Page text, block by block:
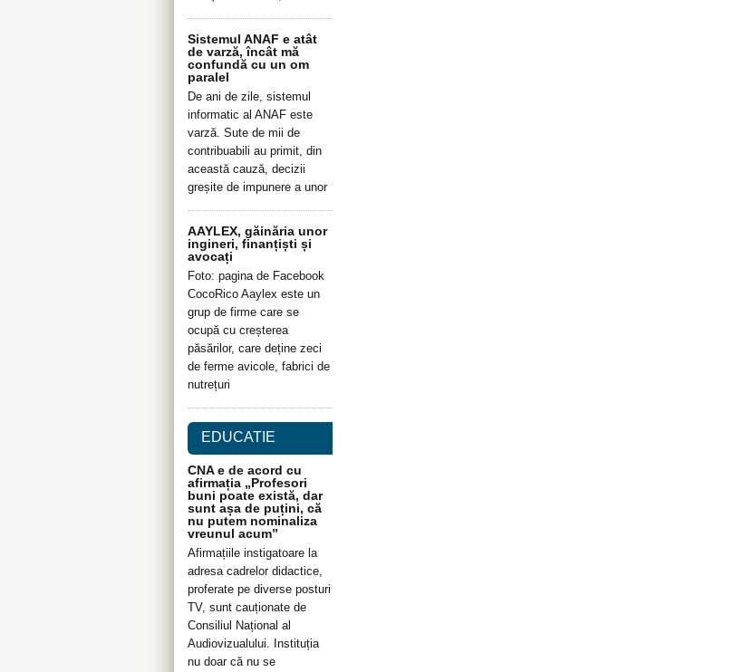
Sistemul ANAF e atât
de varză, încât mă
confundă cu un om
paralel
De ani de zile, sistemul
informatic al ANAF este
varză. Sute de mii de
contribuabili au primit, din
această cauză, decizii
greșite de impunere a unor
AAYLEX, găinăria unor
ingineri, finanțiști și
avocați
Foto: pagina de Facebook
CocoRico Aaylex este un
grup de firme care se
ocupă cu creșterea
păsărilor, care deține zeci
de ferme avicole, fabrici de
nutrețuri
EDUCATIE
CNA e de acord cu
afirmația „Profesori
buni poate există, dar
sunt așa de puțini, că
nu putem nominaliza
vreunul acum”
Afirmațiile instigatoare la
adresa cadrelor didactice,
proferate pe diverse posturi
TV, sunt cauționate de
Consiliul Național al
Audiovizualului. Instituția
nu doar că nu se